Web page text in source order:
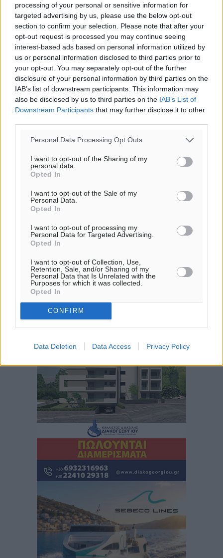
processing of your personal or sensitive information for
targeted advertising by us, please use the below opt-out
section to confirm your selection. Please note that after your
opt-out request is processed you may continue seeing
interest-based ads based on personal information utilized by
us or personal information disclosed to third parties prior to
your opt-out. You may separately opt-out of the further
disclosure of your personal information by third parties on the
IAB’s list of downstream participants. This information may
also be disclosed by us to third parties on the IAB’s List of
Downstream Participants that may further disclose it to other
Personal Data Processing Opt Outs
I want to opt-out of the Sharing of my
personal data.
Opted In
I want to opt-out of the Sale of my
Personal Data.
Opted In
I want to opt-out of processing my
Personal Data for Targeted Advertising.
Opted In
I want to opt-out of Collection, Use,
Retention, Sale, and/or Sharing of my
Personal Data that Is Unrelated with the
Purposes for which it was collected.
Opted In
CONFIRM
Data Deletion Data Access Privacy Policy
Τριήμερο εξόδου: Πάνω από 129.000 επιβάτες
αναχωρούν από Πειραιά, Ραφήνα και Λαύριο
Ειδήσεις πριν 10 ώρες
Τι αλλάζει το χωροταξικό στις τουριστικές επενδύσεις
Τοπικές Ειδήσεις• πριν 10 ώρες
ΥΠΑΑΤ: 12,5 εκατ. ευρώ στις 13 Περιφέρειες για μέτρα
βιοασφάλειας
Τοπικές Ειδήσεις• πριν 10 ώρες
στέγη έως 2.500 ευρώ
Ειδήσεις• πριν 10 ώρες
«Γιατί οι Τούρκοι συρρέουν στα ελληνικά νησιά»:
Τουρκική εφημερίδα εξηγεί τους λόγους που οι
γείτονες προτιμούν την Ελλάδα για διακοπές
Τοπικές Ειδήσεις• πριν 10 ώρες
«Μουσικό Ταξίδι στο Αιγαίο»: Η Ρόδος έγραψε μια
νέα σελίδα στον πολιτισμό
Πολιτιστικά
Άμεσα μέτρα για την ενίσχυση του Νοσοκομείου
Ρόδου και αντιμετώπιση των ελλείψεων προσωπικού
ανακοίνωσε ο Άδωνις Γεωργιάδης
πριν 11 ώρες
Iατρικός Σύλλογος Ροδου προς Α. Γεωργιάδη:
Στρατηγικές Προτάσεις για την Ενίσχυση της
Δημόσιας Υγείας στη Νησιωτική Ελλάδα και στα
Νοσοκομεία της Γ΄ Ζώνης
πριν 11 ώρες
Πάνθηρες: Ξεκίνησαν αισιόδοξοι για την παρθενική
“πτήση” τους
Αθλητικά• πριν 11 ώρες
Άρης Αρχαγγέλου: Στο πλευρό του άτυχου Ιάκωβου
Θωμά
Αθλητικά• πριν 11 ώρες